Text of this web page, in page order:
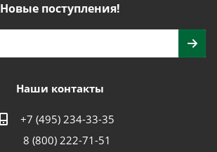
Новые поступления!
Наши контакты
+7 (495) 234-33-35
8 (800) 222-71-51